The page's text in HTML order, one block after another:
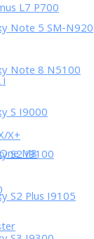
Note 5 SM-N920
Note 8 N5100
S I9000
S2 I9100
S2 Plus I9105
L7 P700
i
X+
M8